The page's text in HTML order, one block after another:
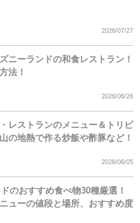
2026/07/27
ニーランドの和食レストラン！
法！
2026/06/26
レストランのメニュー＆トリビ
の地熱で作る炒飯や酢豚など！
2026/06/05
のおすすめ食べ物30種厳選！
ューの値段と場所、おすすめ度